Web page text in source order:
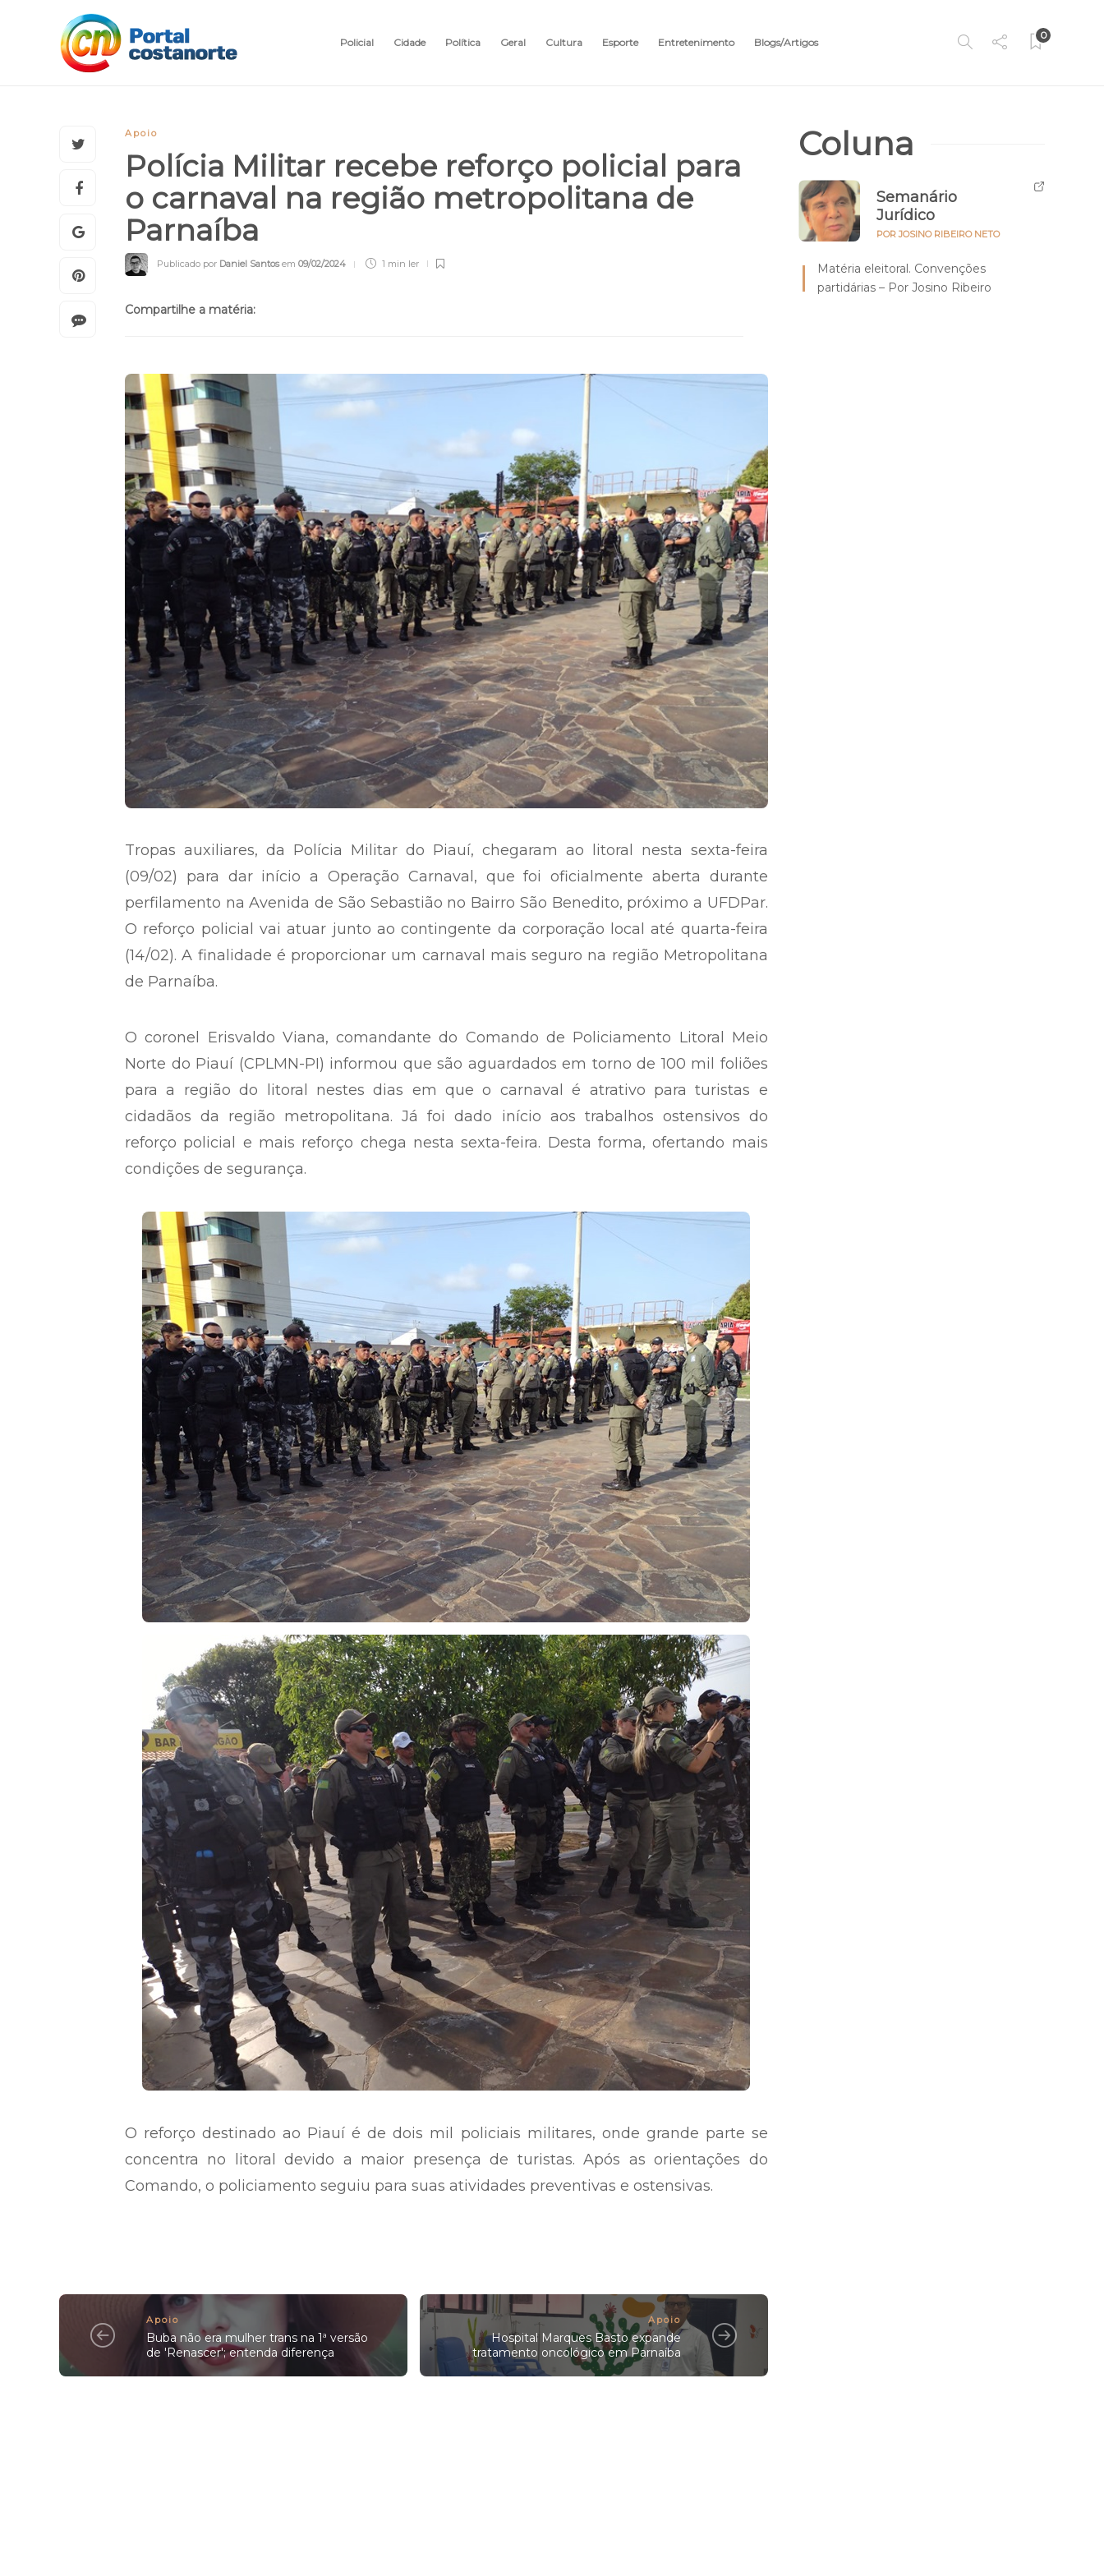
Policial Cidade Política Geral Cultura Esporte Entretenimento Blogs/Artigos
0
Apoio
Polícia Militar recebe reforço policial para
o carnaval na região metropolitana de
Parnaíba
Publicado por Daniel Santosem 09/02/2024 1 min ler
Compartilhe a matéria:
Tropas auxiliares, da Polícia Militar do Piauí, chegaram ao litoral nesta sexta-feira
(09/02) para dar início a Operação Carnaval, que foi oficialmente aberta durante
perfilamento na Avenida de São Sebastião no Bairro São Benedito, próximo a UFDPar.
O reforço policial vai atuar junto ao contingente da corporação local até quarta-feira
(14/02). A finalidade é proporcionar um carnaval mais seguro na região Metropolitana
de Parnaíba.
O coronel Erisvaldo Viana, comandante do Comando de Policiamento Litoral Meio
Norte do Piauí (CPLMN-PI) informou que são aguardados em torno de 100 mil foliões
para a região do litoral nestes dias em que o carnaval é atrativo para turistas e
cidadãos da região metropolitana. Já foi dado início aos trabalhos ostensivos do
reforço policial e mais reforço chega nesta sexta-feira. Desta forma, ofertando mais
condições de segurança.
O reforço destinado ao Piauí é de dois mil policiais militares, onde grande parte se
concentra no litoral devido a maior presença de turistas. Após as orientações do
Comando, o policiamento seguiu para suas atividades preventivas e ostensivas.
Apoio
Buba não era mulher trans na 1ª versão
de 'Renascer'; entenda diferença
Apoio
Hospital Marques Basto expande
tratamento oncológico em Parnaíba
Coluna
Semanário
Jurídico
POR JOSINO RIBEIRO NETO
Matéria eleitoral. Convenções
partidárias – Por Josino Ribeiro